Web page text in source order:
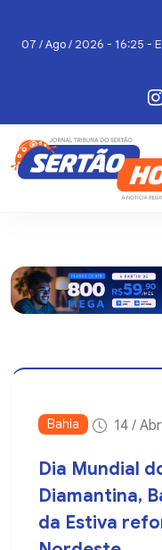
07 / Ago / 2026 - 16:25 -
Bahia 14 /
Dia Mundial
Diamantina,
da Estiva